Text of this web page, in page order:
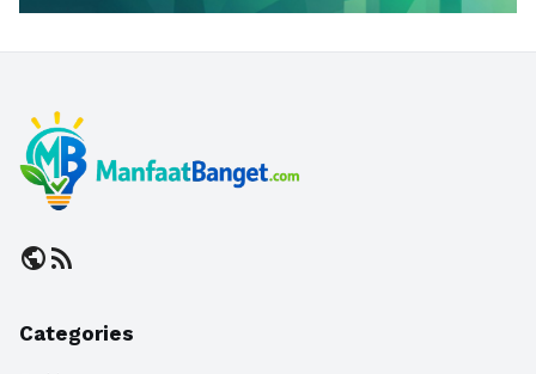
publicrss_feed
Categories